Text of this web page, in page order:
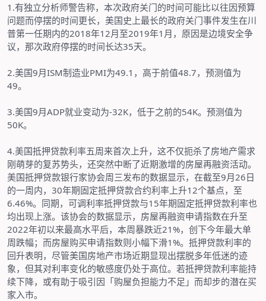
1.有独立分析师警告称，本次政府关门的时间可能比以往因预算
问题而停摆的时间更长，美国史上最长的政府关门事件发生在川
普第一任期内的2018年12月至2019年1 月，原因是边境安全争
议，那次政府停摆的时间长达35天。
2.美国9月ISM制造业PMI为49.1 ，高于前值48.7，预测值为
49。
3.美国9月ADP就业变动为-32K，低于之前的54K。预测值为
50K。
4.美国抵押贷款利率五周来首次上升，这不仅扼杀了房地产需求
刚萌芽的复苏势头，还突然中断了近期激增的房屋再融资活动。
美国抵押贷款银行家协会周三发布的数据显示，在截至9月26日
的一周内， 30年期固定抵押贷款合约利率上升12个基点，至
6.46%。同期，可调利率抵押贷款与15年期固定抵押贷款利率也
均出现上涨。该协会的数据显示，房屋再融资申请指数在升至
2022年初以来最高水平后，本周暴跌近21%，创下今年最大单
周跌幅；而房屋购买申请指数则小幅下滑1%。抵押贷款利率的
回升表明，尽管美国房地产市场近期显现出摆脱多年低迷的迹
象，但其对利率变化的敏感度仍处于高位。若抵押贷款利率能持
续下降，或有助于吸引因「购屋负担能力不足」而却步的潜在买
家入市。